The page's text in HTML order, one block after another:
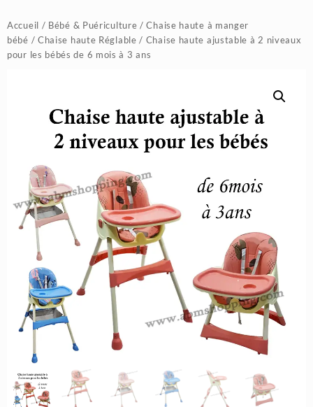
Accueil / Bébé & Puériculture /Chaise haute à manger
bébé / Chaise haute Réglable / Chaise haute ajustable à 2 niveaux
pour les bébés de 6 mois à 3 ans